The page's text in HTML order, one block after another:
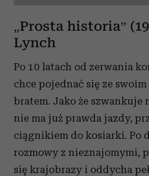
„Prosta historia”
Lynch
Po 10 latach od zerwania
chce pojednać się ze
bratem. Jako że szwankuje
nie ma już prawda jazdy,
ciągnikiem do kosiarki. Po
rozmowy z nieznajomymi,
się krajobrazy i oddycha